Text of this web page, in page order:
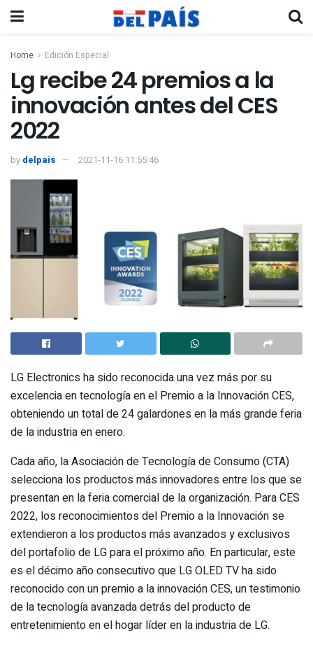
Home Edición Especial
Lg recibe 24 premios a la
innovación antes del CES
2022
by delpais 2021-11-16 11:55:46
LG Electronics ha sido reconocida una vez más por su
excelencia en tecnología en el Premio a la Innovación CES,
obteniendo un total de 24 galardones en la más grande feria
de la industria en enero.
Cada año, la Asociación de Tecnología de Consumo (CTA)
selecciona los productos más innovadores entre los que se
presentan en la feria comercial de la organización. Para CES
2022, los reconocimientos del Premio a la Innovación se
extendieron a los productos más avanzados y exclusivos
del portafolio de LG para el próximo año. En particular, este
es el décimo año consecutivo que LG OLED TV ha sido
reconocido con un premio a la innovación CES, un testimonio
de la tecnología avanzada detrás del producto de
entretenimiento en el hogar líder en la industria de LG.